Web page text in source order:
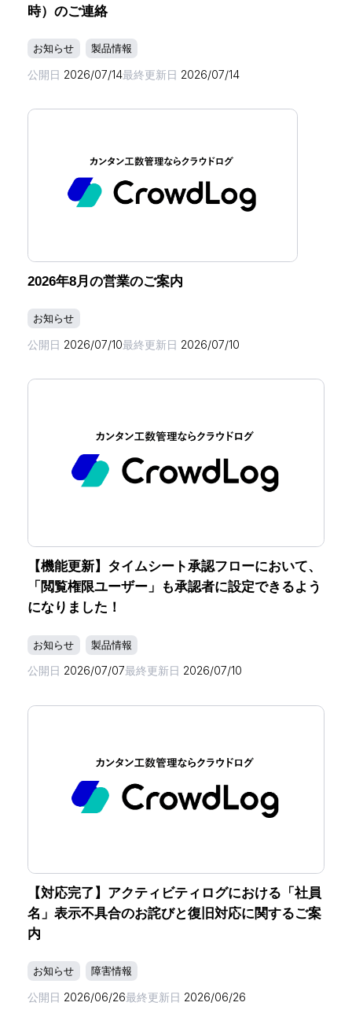
時）のご連絡
お知らせ 製品情報
公開日 2026/07/14最終更新日 2026/07/14
2026年8月の営業のご案内
お知らせ
公開日 2026/07/10最終更新日 2026/07/10
【機能更新】タイムシート承認フローにおいて、
「閲覧権限ユーザー」も承認者に設定できるよう
になりました！
お知らせ 製品情報
公開日 2026/07/07最終更新日 2026/07/10
【対応完了】アクティビティログにおける「社員
名」表示不具合のお詫びと復旧対応に関するご案
内
お知らせ 障害情報
公開日 2026/06/26最終更新日 2026/06/26